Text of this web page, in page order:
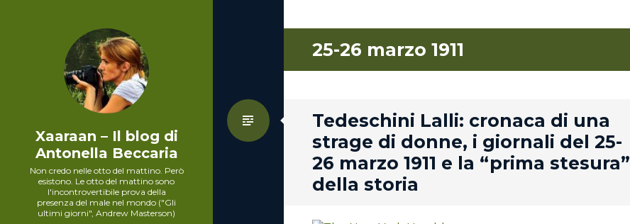
Xaaraan – Il blog di
Antonella Beccaria
Non credo nelle otto del mattino. Però
esistono. Le otto del mattino sono
l'incontrovertibile prova della
presenza del male nel mondo ("Gli
ultimi giorni", Andrew Masterson)
25-26 marzo 1911
Tedeschini Lalli: cronaca di una
strage di donne, i giornali del 25-
26 marzo 1911 e la “prima stesura”
della storia
Standard